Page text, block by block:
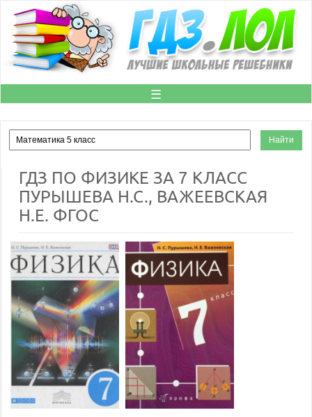
☰
ГДЗ ПО ФИЗИКЕ ЗА 7 КЛАСС
ПУРЫШЕВА Н.С., ВАЖЕЕВСКАЯ
Н.Е. ФГОС